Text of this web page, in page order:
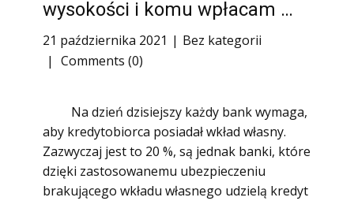
wysokości i komu wpłacam …
21 października 2021
Bez kategorii
Comments (0)
Na dzień dzisiejszy każdy bank wymaga,
aby kredytobiorca posiadał wkład własny.
Zazwyczaj jest to 20 %, są jednak banki, które
dzięki zastosowanemu ubezpieczeniu
brakującego wkładu własnego udzielą kredyt